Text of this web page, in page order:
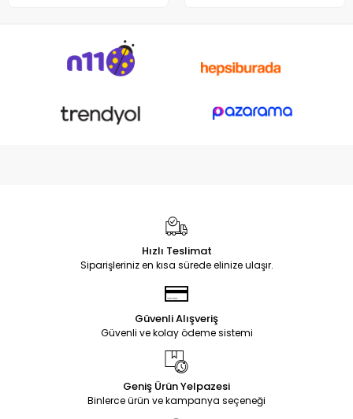
Hızlı Teslimat
Siparişleriniz en kısa sürede elinize ulaşır.
Güvenli Alışveriş
Güvenli ve kolay ödeme sistemi
Geniş Ürün Yelpazesi
Binlerce ürün ve kampanya seçeneği